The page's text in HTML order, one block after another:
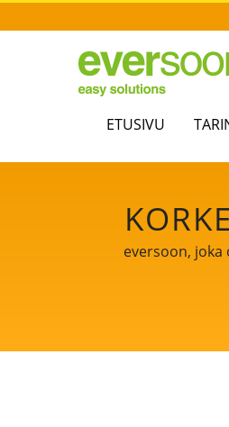
ETUSIVU
CE-
JA
eversoon,
jaamme